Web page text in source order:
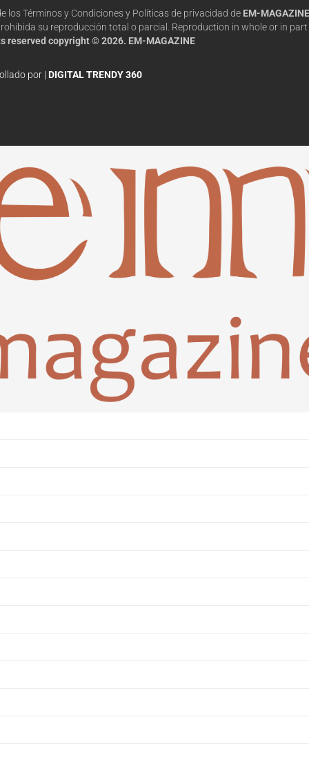
los Términos y Condiciones y Políticas de privacidad de EM-MAGAZINE
su reproducción total o parcial. Reproduction in whole or in part
reserved copyright © 2026. EM-MAGAZINE
por | DIGITAL TRENDY 360